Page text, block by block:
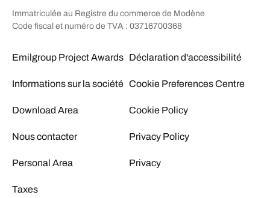
Immatriculée au Registre du commerce de Modène
Code fiscal et numéro de TVA : 03716700368
Emilgroup Project Awards
Informations sur la société
Download Area
Nous contacter
Personal Area
Taxes
Déclaration d'accessibilité
Cookie Preferences Centre
Cookie Policy
Privacy Policy
Privacy